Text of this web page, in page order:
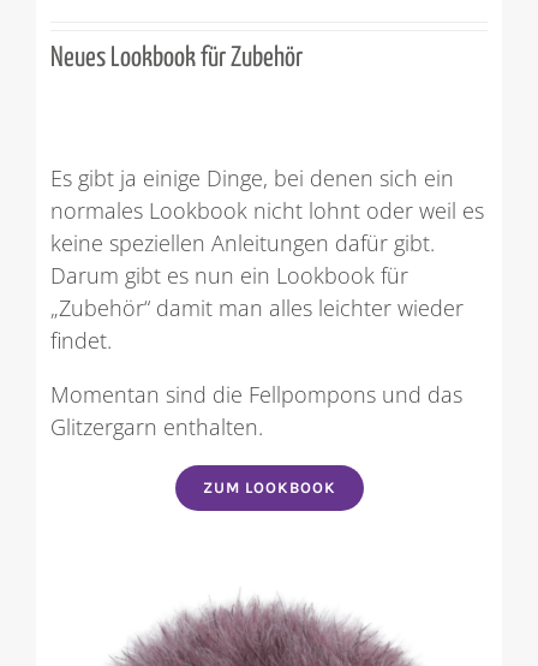
Neues Lookbook für Zubehör
Es gibt ja einige Dinge, bei denen sich ein
normales Lookbook nicht lohnt oder weil es
keine speziellen Anleitungen dafür gibt.
Darum gibt es nun ein Lookbook für
„Zubehör“ damit man alles leichter wieder
findet.
Momentan sind die Fellpompons und das
Glitzergarn enthalten.
ZUM LOOKBOOK